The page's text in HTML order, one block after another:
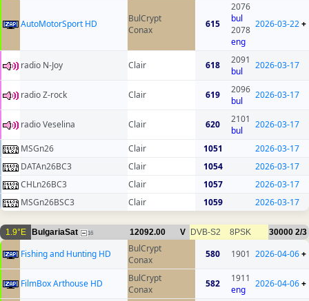
AutoMotorSport HD
BulCrypt
Conax
615
2076
bul
2078
eng
2026-03-22+
radio N-Joy Clair 618
2091
bul
2026-03-17
radio Z-rock Clair 619
2096
bul
2026-03-17
radio Veselina Clair 620
2101
bul
2026-03-17
MSGn26 Clair 1051
2026-03-17
DATAn26BC3
Clair 1054
2026-03-17
CHLn26BC3
Clair 1057
2026-03-17
MSGn26BSC3
Clair 1059 2026-03-17
1.9°E BulgariaSat 16 12092.00 V DVB-S2 8PSK 30000 2/3
Fishing and Hunting HD
BulCrypt
Conax
580 1901 2026-04-06+
FilmBox Arthouse HD
BulCrypt
Conax
582
1911
eng
2026-04-06+